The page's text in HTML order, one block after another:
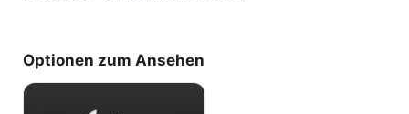
Optionen zum Ansehen